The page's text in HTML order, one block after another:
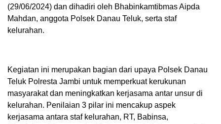
(29/06/2024) dan dihadiri oleh Bhabinkamtibmas Aipda
Mahdan, anggota Polsek Danau Teluk, serta staf
kelurahan.
Kegiatan ini merupakan bagian dari upaya Polsek Danau
Teluk Polresta Jambi untuk memperkuat kerukunan
masyarakat dan meningkatkan kerjasama antar unsur di
kelurahan. Penilaian 3 pilar ini mencakup aspek
kerjasama antara staf kelurahan, RT, Babinsa,